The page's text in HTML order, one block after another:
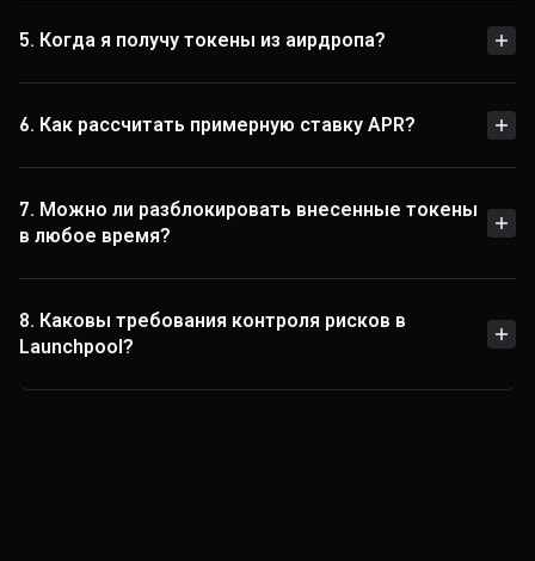
5. Когда я получу токены из аирдропа?
6. Как рассчитать примерную ставку APR?
7. Можно ли разблокировать внесенные токены
в любое время?
8. Каковы требования контроля рисков в
Launchpool?